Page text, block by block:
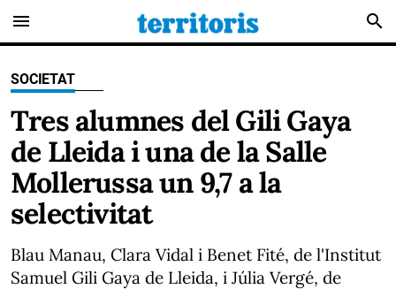
menu search
SOCIETAT
Tres alumnes del Gili Gaya
de Lleida i una de la Salle
Mollerussa un 9,7 a la
selectivitat
Blau Manau, Clara Vidal i Benet Fité, de l'Institut
Samuel Gili Gaya de Lleida, i Júlia Vergé, de